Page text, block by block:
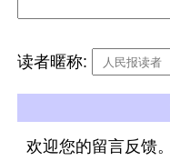
读者暱称:
欢迎您的留言反馈。